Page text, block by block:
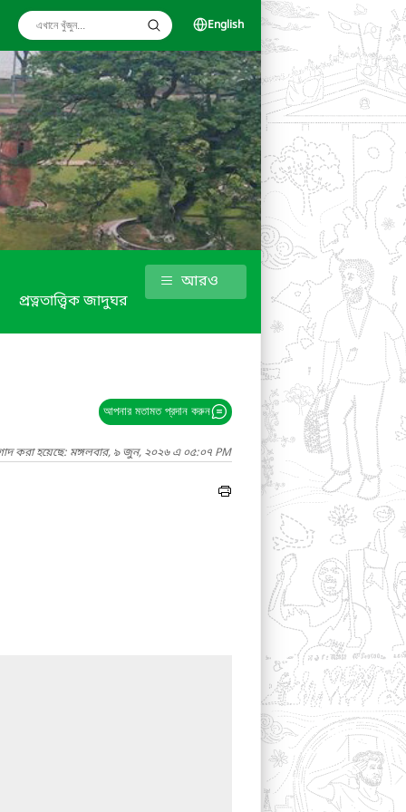
English
প্রত্নতাত্ত্বিক জাদুঘর
আরও
আপনার মতামত প্রদান করুন
করা হয়েছে: মঙ্গলবার, ৯ জুন, ২০২৬ এ ০৫:০৭ PM